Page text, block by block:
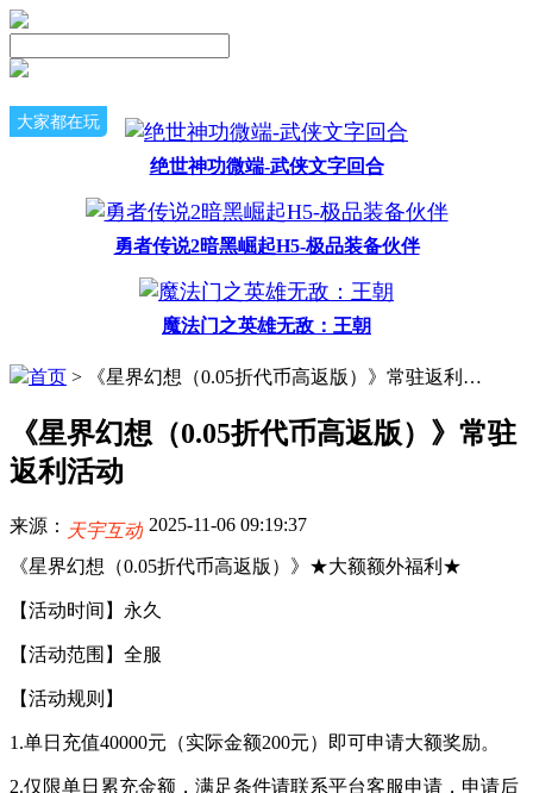
大家都在玩
绝世神功微端-武侠文字回合
勇者传说2暗黑崛起H5-极品装备伙伴
魔法门之英雄无敌：王朝
首页 > 《星界幻想（0.05折代币高返版）》常驻返利活动
《星界幻想（0.05折代币高返版）》常驻
返利活动
来源： 天宇互动 2025-11-06 09:19:37
《星界幻想（0.05折代币高返版）》★大额额外福利★
【活动时间】永久
【活动范围】全服
【活动规则】
1.单日充值40000元（实际金额200元）即可申请大额奖励。
2.仅限单日累充金额，满足条件请联系平台客服申请，申请后